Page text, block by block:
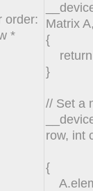
order:
*
Matrix
{
return
}
// Set a
row, int
{